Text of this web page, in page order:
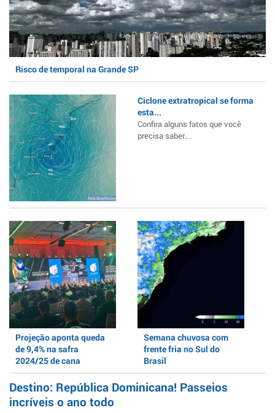
Risco de temporal na Grande SP
Ciclone extratropical se forma
esta...
Confira alguns fatos que você
precisa saber.. .
Projeção aponta queda
de 9,4% na safra
2024/25 de cana
Semana chuvosa com
frente fria no Sul do
Brasil
Destino: República Dominicana! Passeios
incríveis o ano todo